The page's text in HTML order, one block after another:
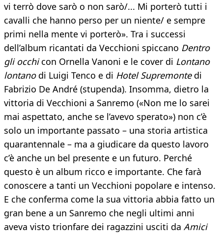
vi terrò dove sarò o non sarò/... Mi porterò tutti i
cavalli che hanno perso per un niente/ e sempre
primi nella mente vi porterò». Tra i successi
dell’album ricantati da Vecchioni spiccano Dentro
gli occhicon Ornella Vanoni e le cover di Lontano
lontanodi Luigi Tenco e di Hotel Supremontedi
Fabrizio De André (stupenda). Insomma, dietro la
vittoria di Vecchioni a Sanremo («Non me lo sarei
mai aspettato, anche se l’avevo sperato») non c’è
solo un importante passato – una storia artistica
quarantennale – ma a giudicare da questo lavoro
c’è anche un bel presente e un futuro. Perché
questo è un album ricco e importante. Che farà
conoscere a tanti un Vecchioni popolare e intenso.
E che conferma come la sua vittoria abbia fatto un
gran bene a un Sanremo che negli ultimi anni
aveva visto trionfare dei ragazzini usciti da Amici